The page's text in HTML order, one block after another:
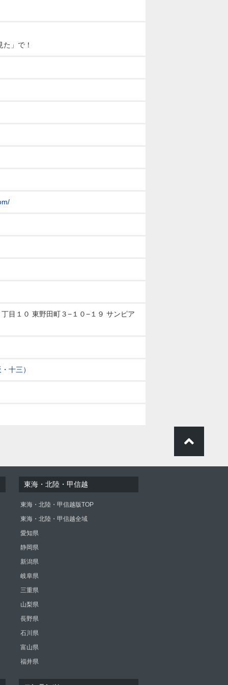
」で！
目１０ 東野田町３−１０−１９ サンピア
十三）
東海・北陸・甲信越
東海・北陸・甲信越版TOP
東海・北陸・甲信越全域
愛知県
静岡県
新潟県
岐阜県
三重県
山梨県
長野県
石川県
富山県
福井県